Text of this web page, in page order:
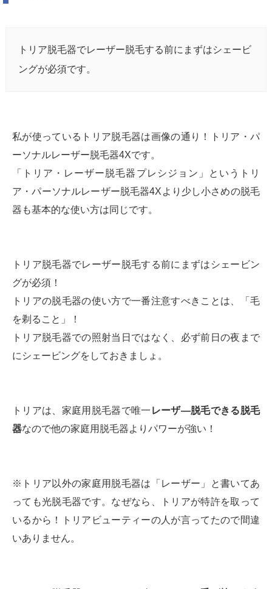
トリア脱毛器でレーザー脱毛する前にまずはシェービ
ングが必須です。
私が使っているトリア脱毛器は画像の通り！トリア・パ
ーソナルレーザー脱毛器4Xです。
「トリア・レーザー脱毛器プレシジョン」というトリ
ア・パーソナルレーザー脱毛器4Xより少し小さめの脱毛
器も基本的な使い方は同じです。
トリア脱毛器でレーザー脱毛する前にまずはシェービン
グが必須！
トリアの脱毛器の使い方で一番注意すべきことは、「毛
を剃ること」！
トリア脱毛器での照射当日ではなく、必ず前日の夜まで
にシェービングをしておきましょ。
トリアは、家庭用脱毛器で唯一 レーザ―脱毛できる脱毛
器なので他の家庭用脱毛器よりパワーが強い！
※トリア以外の家庭用脱毛器は「レーザー」と書いてあ
っても光脱毛器です。なぜなら、トリアが特許を取って
いるから！トリアビューティーの人が言ってたので間違
いありません。